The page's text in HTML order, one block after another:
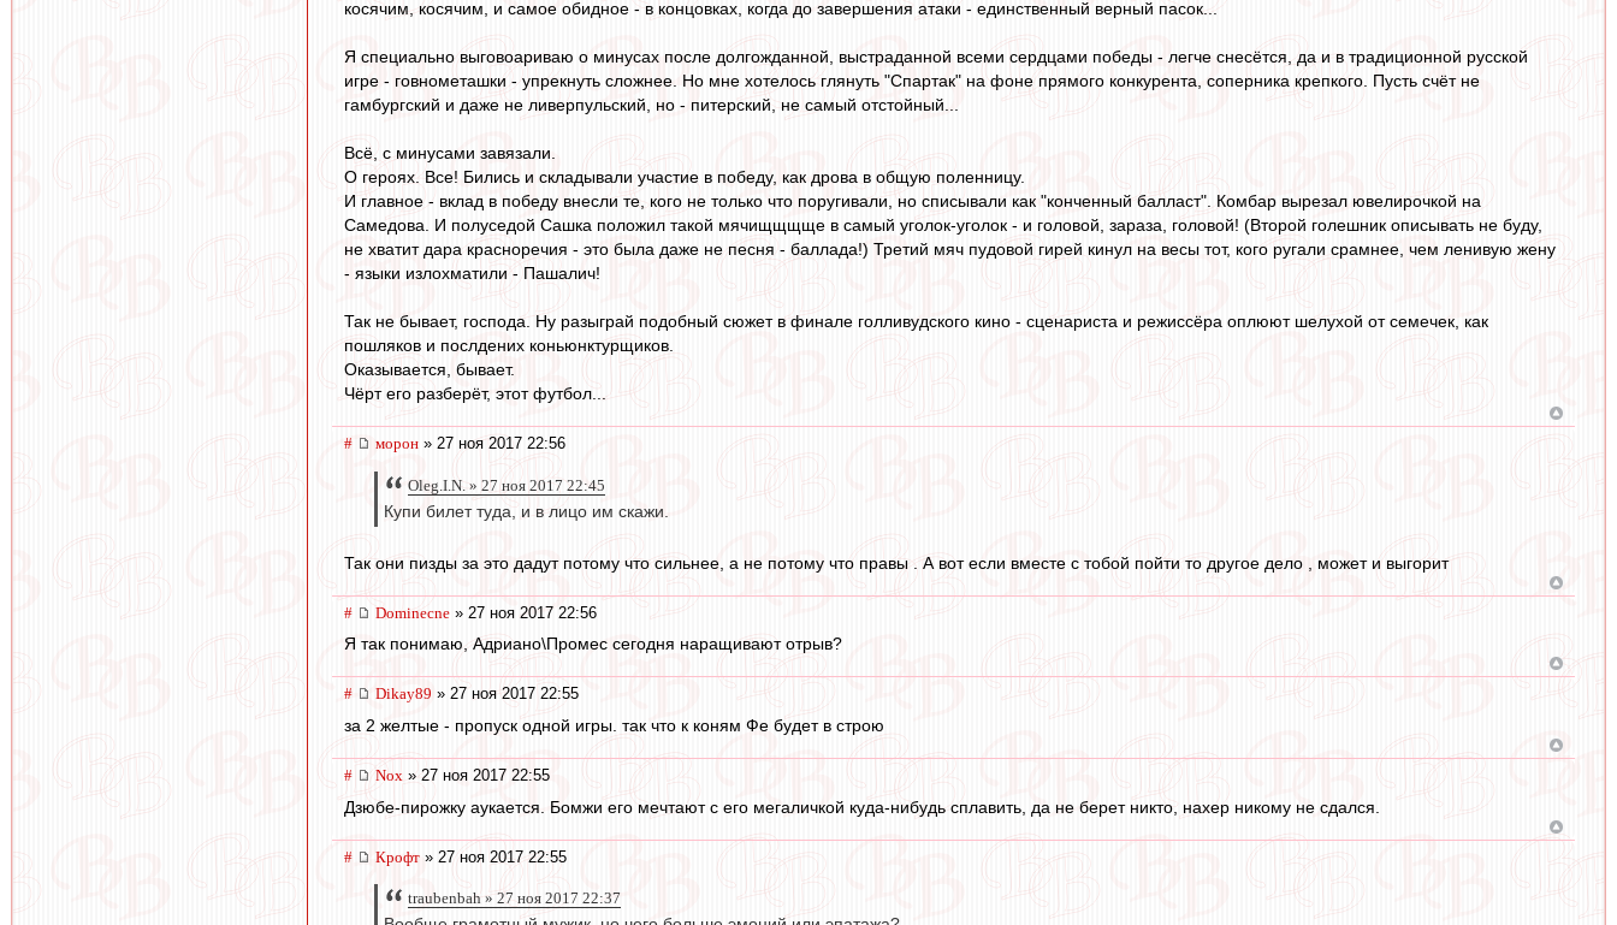
косячим, косячим, и самое обидное - в концовках, когда до завершения атаки - единственный верный пасок...
Я специально выговоариваю о минусах после долгожданной, выстраданной всеми сердцами победы - легче снесётся, да и в традиционной русской
игре - говнометашки - упрекнуть сложнее. Но мне хотелось глянуть "Спартак" на фоне прямого конкурента, соперника крепкого. Пусть счёт не
гамбургский и даже не ливерпульский, но - питерский, не самый отстойный...
Всё, с минусами завязали.
О героях. Все! Бились и складывали участие в победу, как дрова в общую поленницу.
И главное - вклад в победу внесли те, кого не только что поругивали, но списывали как "конченный балласт". Комбар вырезал ювелирочкой на
Самедова. И полуседой Сашка положил такой мячищщщще в самый уголок-уголок - и головой, зараза, головой! (Второй голешник описывать не буду,
не хватит дара красноречия - это была даже не песня - баллада!) Третий мяч пудовой гирей кинул на весы тот, кого ругали срамнее, чем ленивую жену
- языки излохматили - Пашалич!
Так не бывает, господа. Ну разыграй подобный сюжет в финале голливудского кино - сценариста и режиссёра оплюют шелухой от семечек, как
пошляков и послдених коньюнктурщиков.
Оказывается, бывает.
Чёрт его разберёт, этот футбол...
# морон » 27 ноя 2017 22:56
Oleg.I.N. » 27 ноя 2017 22:45
Купи билет туда, и в лицо им скажи.
Так они пизды за это дадут потому что сильнее, а не потому что правы . А вот если вместе с тобой пойти то другое дело , может и выгорит
# Dominecne » 27 ноя 2017 22:56
Я так понимаю, Адриано\Промес сегодня наращивают отрыв?
# Dikay89 » 27 ноя 2017 22:55
за 2 желтые - пропуск одной игры. так что к коням Фе будет в строю
# Nox » 27 ноя 2017 22:55
Дзюбе-пирожку аукается. Бомжи его мечтают с его мегаличкой куда-нибудь сплавить, да не берет никто, нахер никому не сдался.
# Крофт » 27 ноя 2017 22:55
traubenbah » 27 ноя 2017 22:37